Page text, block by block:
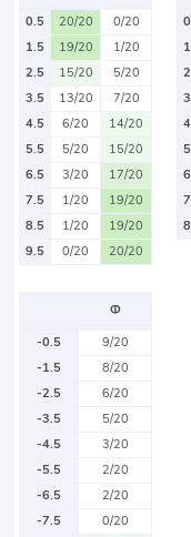
0.5
20/20
0/20
1.5
19/20
1/20
2.5
15/20
5/20
3.5
13/20
7/20
4.5
6/20
14/20
5.5
5/20
15/20
6.5
3/20
17/20
7.5
1/20
19/20
8.5
1/20
19/20
9.5
0/20 20/20
Ф
-0.5
9/20
-1.5
8/20
-2.5
6/20
-3.5
5/20
-4.5
3/20
-5.5
2/20
-6.5
2/20
-7.5
0/20